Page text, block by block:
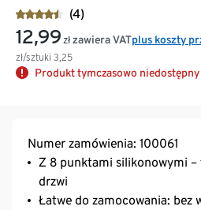
(4)
12,99 zł
zł/sztuki 3,25
zawiera VATplus koszty
Produkt tymczasowo niedostępny
Numer zamówienia: 100061
Z 8 punktami silikonowymi –
drzwi
Łatwe do zamocowania: bez